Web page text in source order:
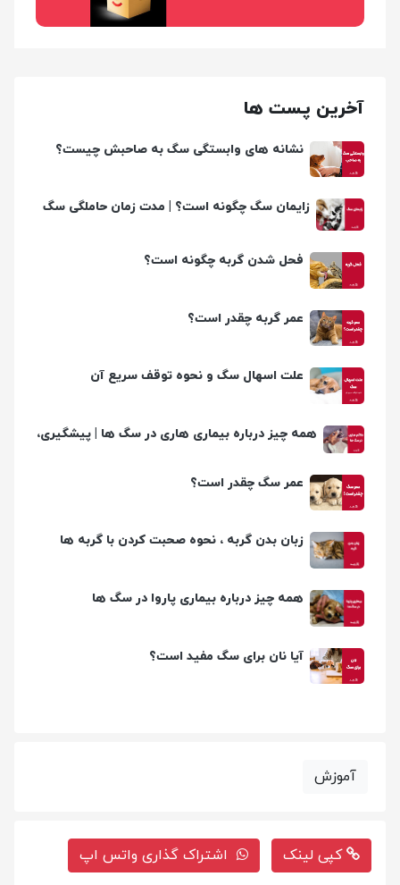
آخرین پست ها
نشانه های وابستگی سگ به صاحبش چیست؟
زایمان سگ چگونه است؟ | مدت زمان حاملگی سگ
فحل شدن گربه چگونه است؟
عمر گربه چقدر است؟
علت اسهال سگ و نحوه توقف سریع آن
همه چیز درباره بیماری هاری در سگ ها | پیشگیری،
عمر سگ چقدر است؟
زبان بدن گربه ، نحوه صحبت کردن با گربه ها
همه چیز درباره بیماری پاروا در سگ ها
آیا نان برای سگ مفید است؟
آموزش
کپی لینک اشتراک گذاری واتس اپ